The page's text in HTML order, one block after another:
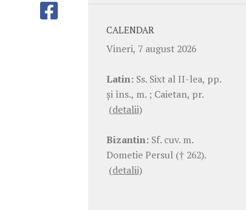
CALENDAR
Vineri, 7 august 2026
Latin: Ss. Sixt al II-lea, pp.
şi îns., m. ; Caietan, pr.
(detalii)
Bizantin: Sf. cuv. m.
Dometie Persul († 262).
(detalii)